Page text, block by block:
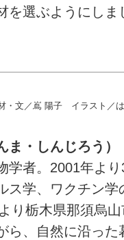
を選ぶようにしま
・文／嶌 陽子 イラスト／は
ま・しんじろう）
学者。2001年よ
ス学、ワクチン学
り栃木県那須烏
ら、自然に沿った